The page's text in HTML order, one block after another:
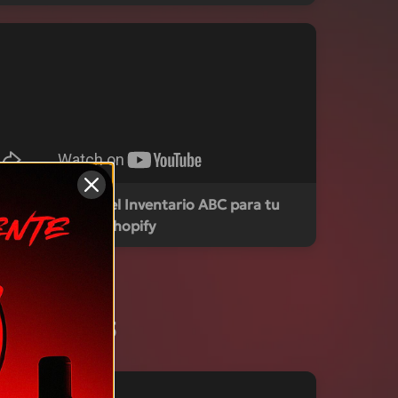
Aprende qué es el Inventario ABC para tu
en Shopify
2025